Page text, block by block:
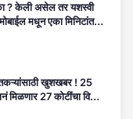
? केली असेल तर यशस्वी
मधून एका मिनिटांत.
खुशखबर ! 25
मिळणार 27 कोटींचा विमा